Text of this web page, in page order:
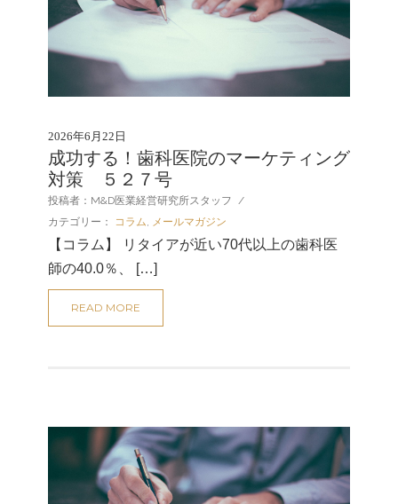
2026年6月22日
成功する！歯科医院のマーケティング
対策 ５２７号
投稿者：M&D医業経営研究所スタッフ
/
カテゴリー：
コラム メールマガジン
【コラム】 リタイアが近い70代以上の歯科医
師の40.0％、 […]
READ MORE